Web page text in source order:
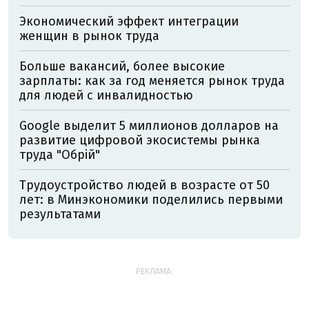
Экономический эффект интеграции
женщин в рынок труда
Больше вакансий, более высокие
зарплаты: как за год меняется рынок труда
для людей с инвалидностью
Google выделит 5 миллионов долларов на
развитие цифровой экосистемы рынка
труда "Обрій"
Трудоустройство людей в возрасте от 50
лет: в Минэкономики поделились первыми
результатами
РЕКЛАМА: